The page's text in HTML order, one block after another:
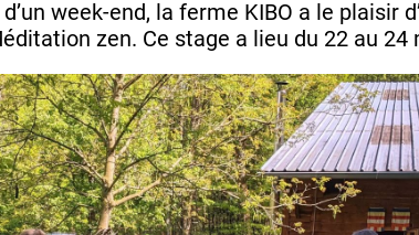
week-end, la ferme KIBO a le plaisir
zen. Ce stage a lieu du 22 au